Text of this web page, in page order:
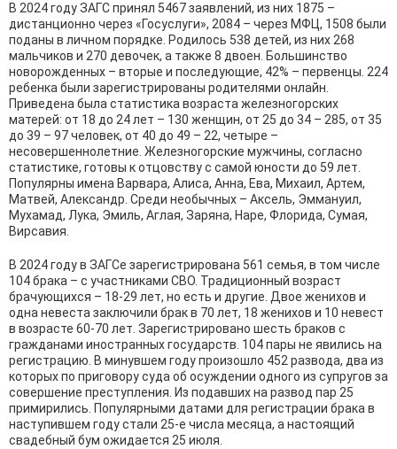
В 2024 году ЗАГС принял 5467 заявлений, из них 1875 –
дистанционно через «Госуслуги», 2084 – через МФЦ, 1508 были
поданы в личном порядке. Родилось 538 детей, из них 268
мальчиков и 270 девочек, а также 8 двоен. Большинство
новорожденных – вторые и последующие, 42% – первенцы. 224
ребенка были зарегистрированы родителями онлайн.
Приведена была статистика возраста железногорских
матерей: от 18 до 24 лет – 130 женщин, от 25 до 34 – 285, от 35
до 39 – 97 человек, от 40 до 49 – 22, четыре –
несовершеннолетние. Железногорские мужчины, согласно
статистике, готовы к отцовству с самой юности до 59 лет.
Популярны имена Варвара, Алиса, Анна, Ева, Михаил, Артем,
Матвей, Александр. Среди необычных – Аксель, Эммануил,
Мухамад, Лука, Эмиль, Аглая, Заряна, Наре, Флорида, Сумая,
Вирсавия.
В 2024 году в ЗАГСе зарегистрирована 561 семья, в том числе
104 брака – с участниками СВО. Традиционный возраст
брачующихся – 18-29 лет, но есть и другие. Двое женихов и
одна невеста заключили брак в 70 лет, 18 женихов и 10 невест
в возрасте 60-70 лет. Зарегистрировано шесть браков с
гражданами иностранных государств. 104 пары не явились на
регистрацию. В минувшем году произошло 452 развода, два из
которых по приговору суда об осуждении одного из супругов за
совершение преступления. Из подавших на развод пар 25
примирились. Популярными датами для регистрации брака в
наступившем году стали 25-е числа месяца, а настоящий
свадебный бум ожидается 25 июля.